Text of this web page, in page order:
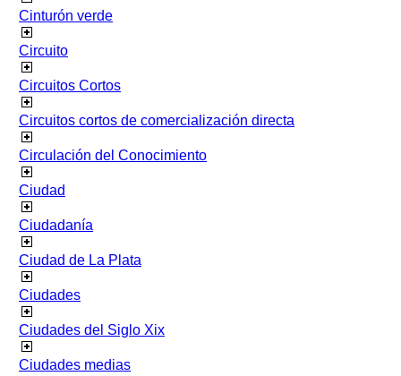
Cinturón verde
Circuito
Circuitos Cortos
Circuitos cortos de comercialización directa
Circulación del Conocimiento
Ciudad
Ciudadanía
Ciudad de La Plata
Ciudades
Ciudades del Siglo Xix
Ciudades medias